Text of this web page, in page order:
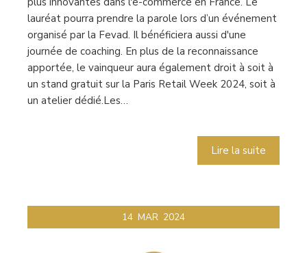
lauréat pourra prendre la parole lors d’un événement
organisé par la Fevad. Il bénéficiera aussi d'une
journée de coaching. En plus de la reconnaissance
apportée, le vainqueur aura également droit à soit à
un stand gratuit sur la Paris Retail Week 2024, soit à
un atelier dédié.Les…
Lire la suite
14 MAR 2024